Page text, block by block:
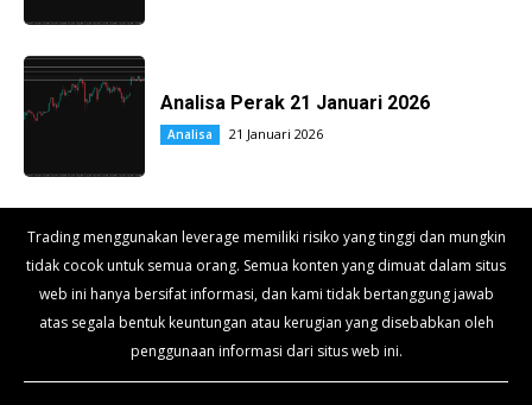
Analisa Perak 21 Januari 2026
Analisa 21 Januari 2026
Trading menggunakan leverage memiliki risiko yang tinggi dan mungkin
tidak cocok untuk semua orang. Semua konten yang dimuat dalam situs
web ini hanya bersifat informasi, dan kami tidak bertanggung jawab
atas segala bentuk keuntungan atau kerugian yang disebabkan oleh
penggunaan informasi dari situs web ini.